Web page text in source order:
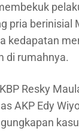
pria berinisial
kedapatan
di rumahnya.
Resky
AKP Edy